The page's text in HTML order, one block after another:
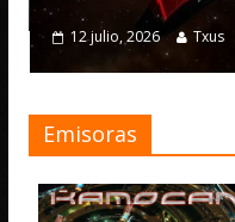
Emisoras